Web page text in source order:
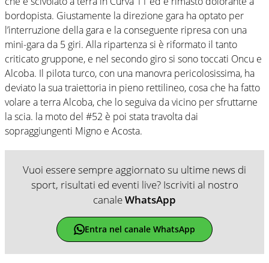
bordopista. Giustamente la direzione gara ha optato per
l’interruzione della gara e la conseguente ripresa con una
mini-gara da 5 giri. Alla ripartenza si è riformato il tanto
criticato gruppone, e nel secondo giro si sono toccati Oncu e
Alcoba. Il pilota turco, con una manovra pericolosissima, ha
deviato la sua traiettoria in pieno rettilineo, cosa che ha fatto
volare a terra Alcoba, che lo seguiva da vicino per sfruttarne
la scia. la moto del #52 è poi stata travolta dai
sopraggiungenti Migno e Acosta.
Vuoi essere sempre aggiornato su ultime news di
sport, risultati ed eventi live? Iscriviti al nostro
canaleWhatsApp
Entra nel canale WhatsApp